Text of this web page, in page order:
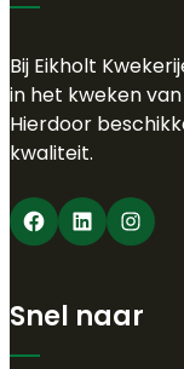
Bij Eikholt
in het kweken
Hierdoor
kwaliteit.
Facebook LinkedIn Instagram
Snel naar